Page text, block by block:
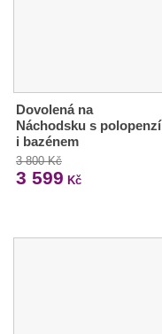
Dovolená na
Náchodsku s polopenzí
i bazénem
3 800 Kč
3 599 Kč